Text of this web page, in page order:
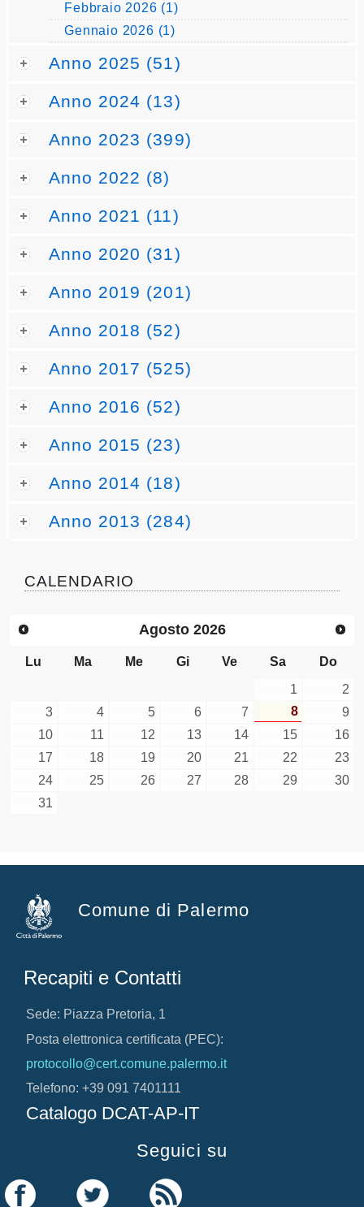
Febbraio 2026 (1)
Gennaio 2026 (1)
Anno 2025 (51)
Anno 2024 (13)
Anno 2023 (399)
Anno 2022 (8)
Anno 2021 (11)
Anno 2020 (31)
Anno 2019 (201)
Anno 2018 (52)
Anno 2017 (525)
Anno 2016 (52)
Anno 2015 (23)
Anno 2014 (18)
Anno 2013 (284)
CALENDARIO
Agosto 2026
Lu Ma Me Gi Ve Sa Do
1
2
3
4 5 6 7 8
9
10
11 12 13 14 15
16
17
18 19 20 21 22
23
24
25 26 27 28 29
30
31
Comune di Palermo
Recapiti e Contatti
Sede: Piazza Pretoria, 1
Posta elettronica certificata (PEC):
protocollo@cert.comune.palermo.it
Telefono: +39 091 7401111
Catalogo DCAT-AP-IT
Seguici su